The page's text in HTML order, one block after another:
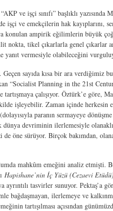
ve işçi sınıfı” başlıklı
ve emekçilerin hak kayıplarını,
ampirik eğilimlerin büyük
tikel çıkarlarla genel çıkarlar
yanıt vermesiyle olabileceğini
sayıda kısa bir ara verdiğimiz
“Socialist Planning in the 21st
çalışıyor. Öztürk’e göre,
işleyebilir. Zaman içinde herkesin
paranın sermayeye dönüşme
devriminin ilerlemesiyle
sürüyor. Birçok bakımdan,
mahkûm emeğini analiz etmişti.
Hapishane’nin İç Yüzü (Cezaevi Etüdü)
tasvirler sunuyor. Pektaş’a
bağdaşmayan, ilerlemeye ve
tartışılması açısından